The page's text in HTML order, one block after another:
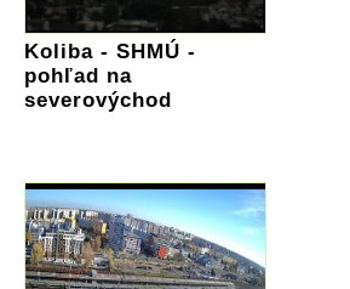
Koliba - SHMÚ -
pohľad na
severovýchod